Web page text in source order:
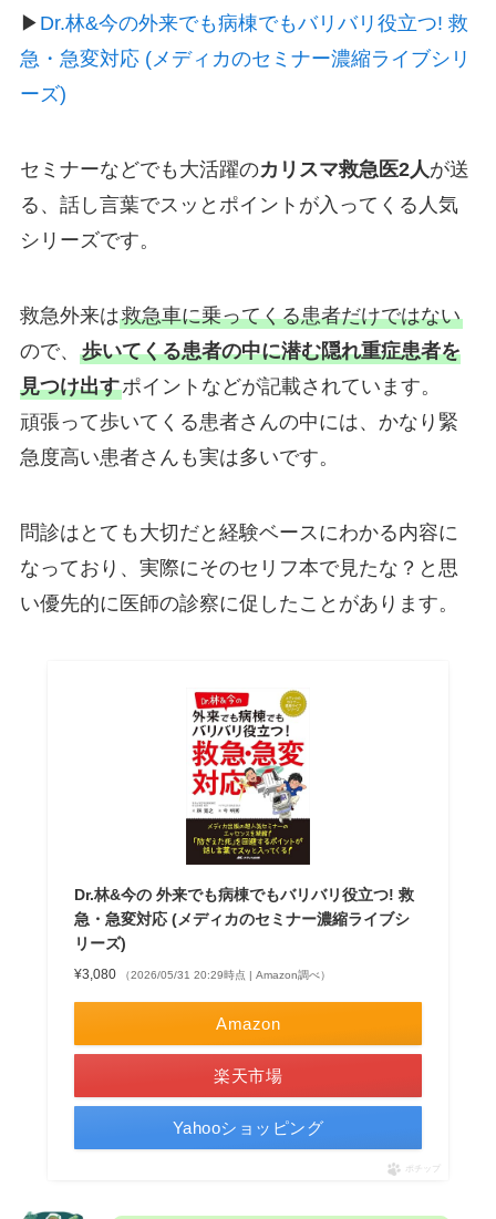
▶︎ Dr.林&今の外来でも病棟でもバリバリ役立つ! 救
急・急変対応 (メディカのセミナー濃縮ライブシリ
ーズ)
セミナーなどでも大活躍のカリスマ救急医2人が送
る、話し言葉でスッとポイントが入ってくる人気
シリーズです。
救急外来は救急車に乗ってくる患者だけではない
ので、 歩いてくる患者の中に潜む隠れ重症患者を
見つけ出すポイントなどが記載されています。
頑張って歩いてくる患者さんの中には、かなり緊
急度高い患者さんも実は多いです。
問診はとても大切だと経験ベースにわかる内容に
なっており、実際にそのセリフ本で見たな？と思
い優先的に医師の診察に促したことがあります。
Dr.林&今の 外来でも病棟でもバリバリ役立つ! 救
急・急変対応 (メディカのセミナー濃縮ライブシ
リーズ)
¥3,080 （2026/05/31 20:29時点 | Amazon調べ）
Amazon
楽天市場
Yahooショッピング
ポチップ